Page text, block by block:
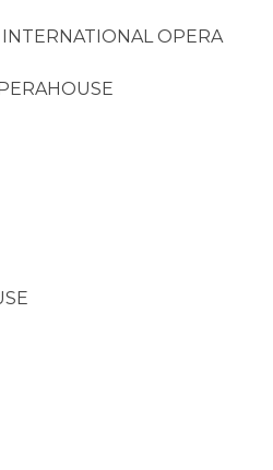
OPERA